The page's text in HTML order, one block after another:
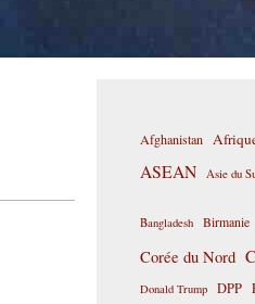
Afghanistan
ASEAN Asie du
Bangladesh Birmanie
Corée du Nord
Donald Trump DPP